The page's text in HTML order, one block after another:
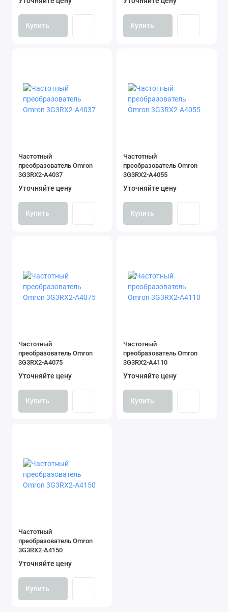
Купить Купить
Частотный
преобразователь Omron
3G3RX2-A4037
Уточняйте цену
Купить
Частотный
преобразователь Omron
3G3RX2-A4055
Уточняйте цену
Купить
Частотный
преобразователь Omron
3G3RX2-A4075
Уточняйте цену
Купить
Частотный
преобразователь Omron
3G3RX2-A4110
Уточняйте цену
Купить
Частотный
преобразователь Omron
3G3RX2-A4150
Уточняйте цену
Купить